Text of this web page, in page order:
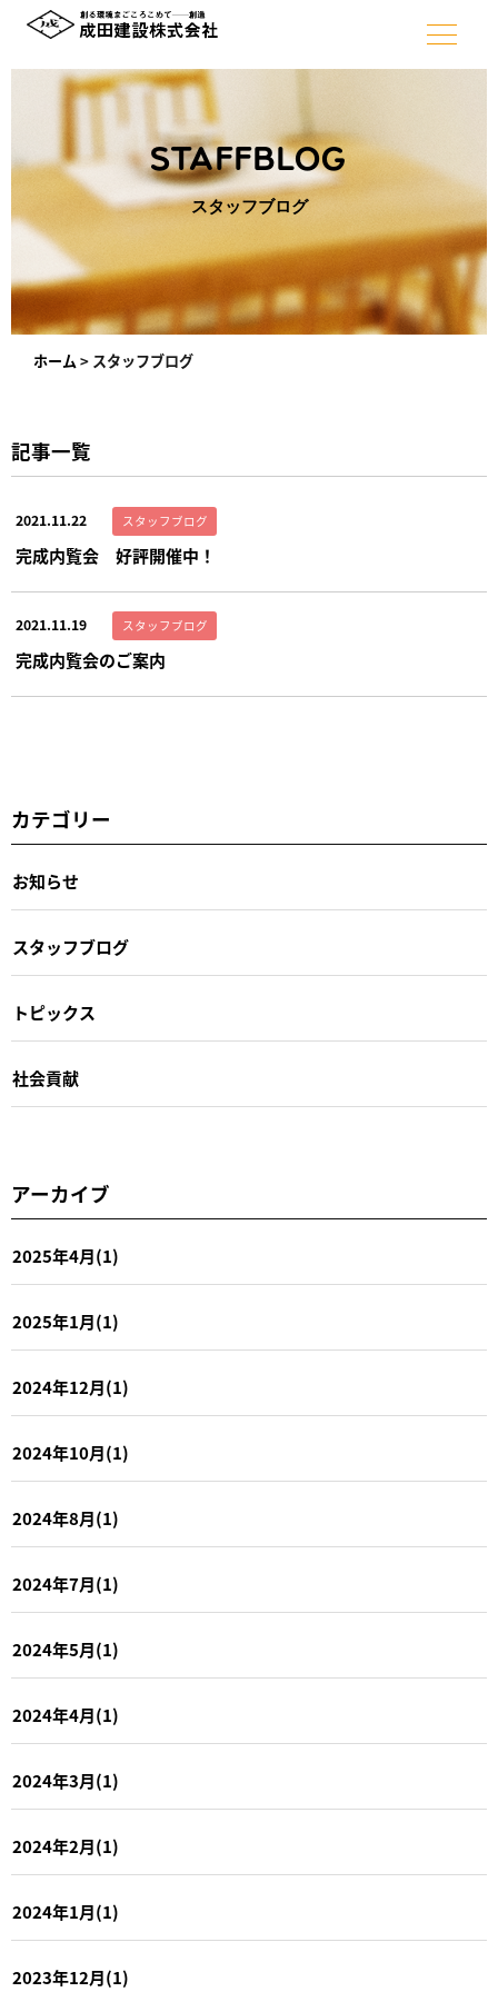
STAFFBLOG
スタッフブログ
ホーム > スタッフブログ
記事一覧
2021.11.22 スタッフブログ
完成内覧会 好評開催中！
2021.11.19 スタッフブログ
完成内覧会のご案内
カテゴリー
お知らせ
スタッフブログ
トピックス
社会貢献
アーカイブ
2025年4月(1)
2025年1月(1)
2024年12月(1)
2024年10月(1)
2024年8月(1)
2024年7月(1)
2024年5月(1)
2024年4月(1)
2024年3月(1)
2024年2月(1)
2024年1月(1)
2023年12月(1)